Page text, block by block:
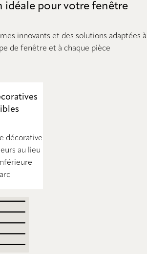
idéale pour votre fenêtre
innovants et des solutions adaptées à
de fenêtre et à chaque pièce
décorative
au lieu